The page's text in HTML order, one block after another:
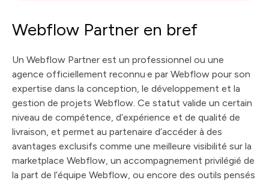
Webflow Partner en bref
Un Webflow Partner est un professionnel ou une
agence officiellement reconnu·e par Webflow pour son
expertise dans la conception, le développement et la
gestion de projets Webflow. Ce statut valide un certain
niveau de compétence, d’expérience et de qualité de
livraison, et permet au partenaire d’accéder à des
avantages exclusifs comme une meilleure visibilité sur la
marketplace Webflow, un accompagnement privilégié de
la part de l’équipe Webflow, ou encore des outils pensés